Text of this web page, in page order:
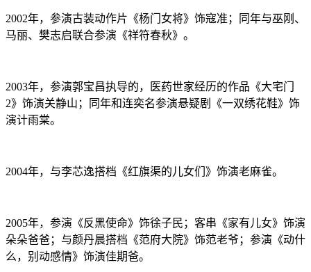
2002年，参演古装动作片《杨门女将》饰寇准；同年与巫刚、
马丽、樊志启联合参演《祥符春秋》。
2003年，参演郭宝昌执导的，医药世家经历的作品《大宅门
2》饰演关静山；同年和连奕名参演悬疑剧《一双绣花鞋》饰
演计雨棠。
2004年，与李芯逸搭档《红旗渠的儿女们》饰演老麻雀。
2005年，参演《反黑使命》饰徐子民；客串《家有儿女》饰演
朵朵爸爸；与颜丹晨搭档《范府大院》饰范老爷；参演《动什
么，别动感情》饰演佳期爸。